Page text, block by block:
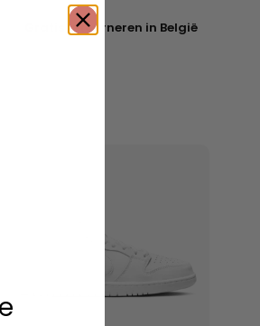
Gratis retourneren in België